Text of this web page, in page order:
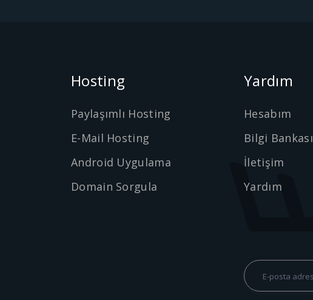
Hosting
Paylaşımlı Hosting
E-Mail Hosting
Android Uygulama
Domain Sorgula
Yardım
Hesabım
Bilgi Bankası
İletişim
Yardım